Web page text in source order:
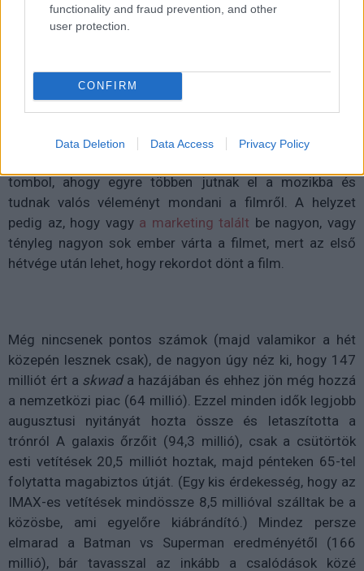
functionality and fraud prevention, and other
user protection.
CONFIRM
Data Deletion Data Access Privacy Policy
Suicide Squadtól hangos most a filmes sajtó, a
tombol, ahogy egyre többen jutnak el a mozikba és
tudnak valós véleményt mondani a filmről. A helyzet
pedig az, hogy vagy a marketing talált be nagyon, vagy
tényleg nagyon sok ember várta a filmet, mert az első
hétvége után lehet, hogy rekordot dönt a film.
Még nincsenek pontos számok (majd valamikor a hét
közepén lesznek csak), de nagyon úgy néz ki, hogy 147
milliót ért a skwada hazájában és ehhez jön még hozzá
a nemzetközi piac (64 millió). Ezzel minden idők legjobb
augusztusi nyitányát hozta össze és letaszította a
trónról A galaxis őrzőit (94,3 millió), csak a csütörtök
esti vetítések 20,5 milliót hoztak, majd pénteken 65-tel
folytatta magabiztos útját. (Egy kis érdekesség, hogy az
IMAX-es vetítések mindössze 8,5 millióval szálltak be a
közösbe, ami egyelőre kiábrándító.) Mindez persze
elmarad a Batman vs Superman eredményétől (166
millió), bár tavasszal az inkább a csalódások közé